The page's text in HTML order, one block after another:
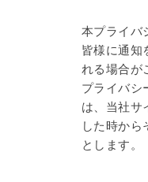
本プライバ
皆様に通知
れる場合が
プライバシ
は、当社サ
した時から
とします。